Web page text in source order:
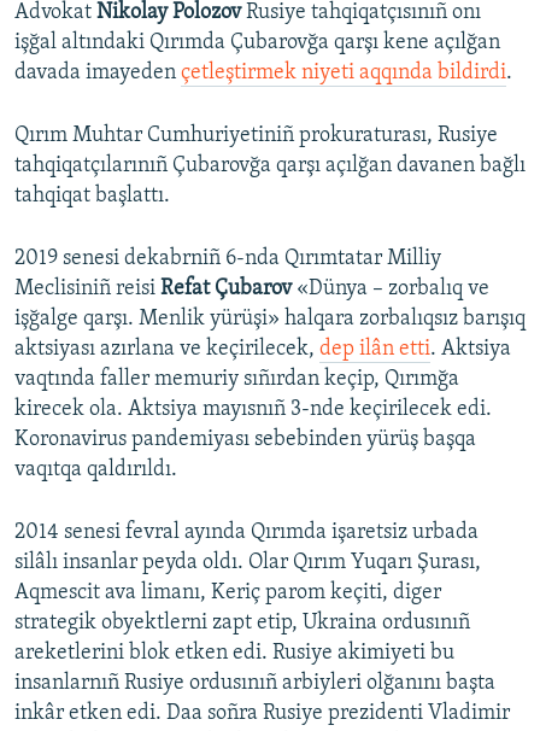
Advokat Nikolay PolozovRusiye tahqiqatçısınıñ onı
işğal altındaki Qırımda Çubarovğa qarşı kene açılğan
davada imayeden çetleştirmek niyeti aqqında bildirdi.
Qırım Muhtar Cumhuriyetiniñ prokuraturası, Rusiye
tahqiqatçılarınıñ Çubarovğa qarşı açılğan davanen bağlı
tahqiqat başlattı.
2019 senesi dekabrniñ 6-nda Qırımtatar Milliy
Meclisiniñ reisi Refat Çubarov «Dünya – zorbalıq ve
işğalge qarşı. Menlik yürüşi» halqara zorbalıqsız barışıq
aktsiyası azırlana ve keçirilecek, dep ilân etti. Aktsiya
vaqtında faller memuriy sıñırdan keçip, Qırımğa
kirecek ola. Aktsiya mayısnıñ 3-nde keçirilecek edi.
Koronavirus pandemiyası sebebinden yürüş başqa
vaqıtqa qaldırıldı.
2014 senesi fevral ayında Qırımda işaretsiz urbada
silâlı insanlar peyda oldı. Olar Qırım Yuqarı Şurası,
Aqmescit ava limanı, Keriç parom keçiti, diger
strategik obyektlerni zapt etip, Ukraina ordusınıñ
areketlerini blok etken edi. Rusiye akimiyeti bu
insanlarnıñ Rusiye ordusınıñ arbiyleri olğanını başta
inkâr etken edi. Daa soñra Rusiye prezidenti Vladimir